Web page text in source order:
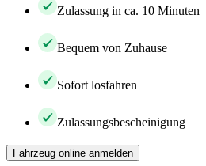
Zulassung in ca. 10 Minuten
Bequem von Zuhause
Sofort losfahren
Zulassungsbescheinigung
Fahrzeug online anmelden